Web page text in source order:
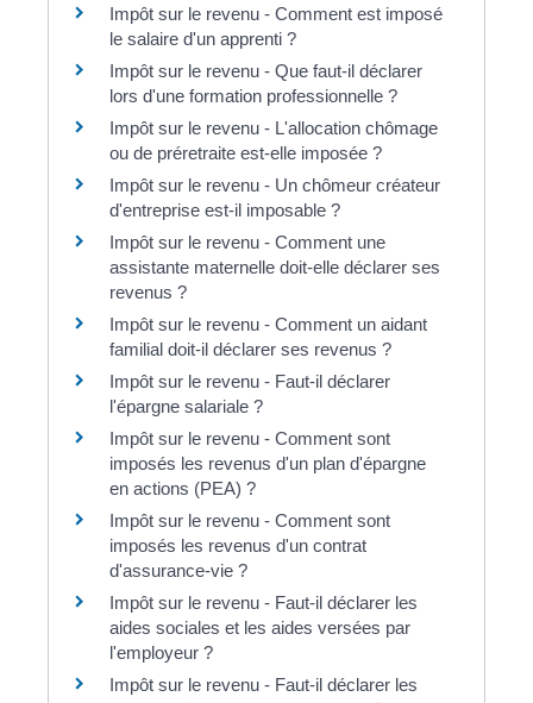
Impôt sur le revenu - Comment est imposé
le salaire d'un apprenti ?
Impôt sur le revenu - Que faut-il déclarer
lors d'une formation professionnelle ?
Impôt sur le revenu - L'allocation chômage
ou de préretraite est-elle imposée ?
Impôt sur le revenu - Un chômeur créateur
d'entreprise est-il imposable ?
Impôt sur le revenu - Comment une
assistante maternelle doit-elle déclarer ses
revenus ?
Impôt sur le revenu - Comment un aidant
familial doit-il déclarer ses revenus ?
Impôt sur le revenu - Faut-il déclarer
l'épargne salariale ?
Impôt sur le revenu - Comment sont
imposés les revenus d'un plan d'épargne
en actions (PEA) ?
Impôt sur le revenu - Comment sont
imposés les revenus d'un contrat
d'assurance-vie ?
Impôt sur le revenu - Faut-il déclarer les
aides sociales et les aides versées par
l'employeur ?
Impôt sur le revenu - Faut-il déclarer les